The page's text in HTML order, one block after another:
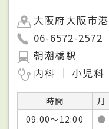
大阪府大阪市
06-6572-2572
朝潮橋駅
内科
小児科
時間 月
09:00～12:00
●